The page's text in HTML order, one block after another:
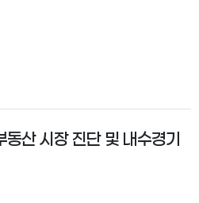
산 시장 진단 및 내수경기